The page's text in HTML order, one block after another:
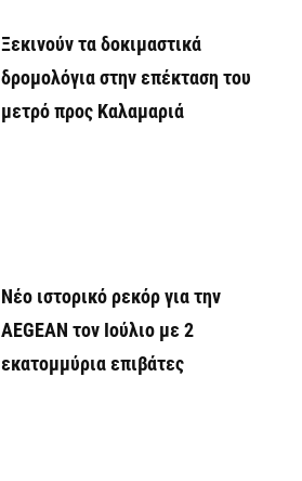
Ξεκινούν τα δοκιμαστικά
δρομολόγια στην επέκταση του
μετρό προς Καλαμαριά
Νέο ιστορικό ρεκόρ για την
AEGEAN τον Ιούλιο με 2
εκατομμύρια επιβάτες